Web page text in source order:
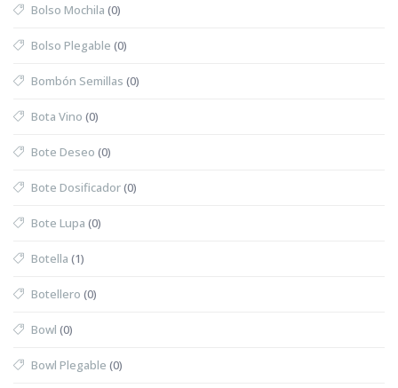
Bolso Mochila (0)
Bolso Plegable (0)
Bombón Semillas (0)
Bota Vino (0)
Bote Deseo (0)
Bote Dosificador(0)
Bote Lupa (0)
Botella (1)
Botellero (0)
Bowl (0)
Bowl Plegable (0)